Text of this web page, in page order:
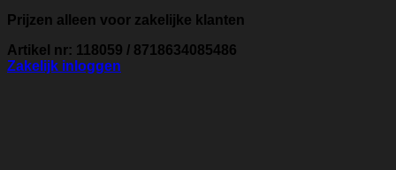
Prijzen alleen voor zakelijke klanten
Artikel nr: 118059 / 8718634085486
Zakelijk inloggen